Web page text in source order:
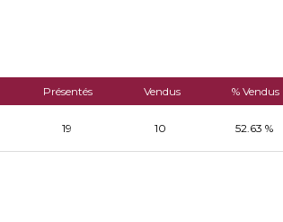
Présentés Vendus % Vendus
19 10 52.63 %